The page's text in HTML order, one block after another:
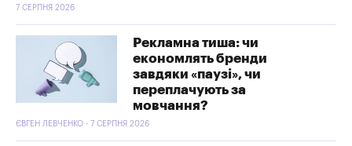
7 СЕРПНЯ 2026
Рекламна тиша: чи
економлять бренди
завдяки «паузі», чи
переплачують за
мовчання?
ЄВГЕН ЛЕВЧЕНКО - 7 СЕРПНЯ 2026